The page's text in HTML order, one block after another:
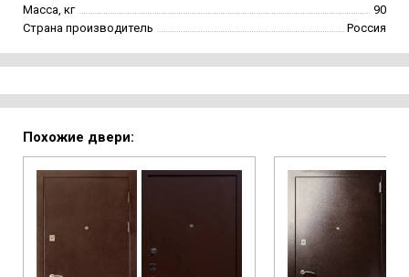
Масса, кг
90
Страна производитель
Россия
Похожие двери: